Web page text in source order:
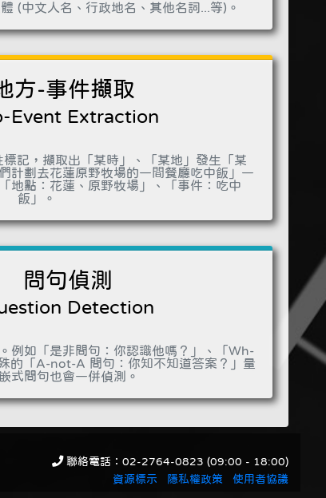
(中文人名、行政地名、其他名詞...等)。
方-事件擷取
Event Extraction
記，擷取出「某時」、「某地」發生「某
計劃去花蓮原野牧場的一間餐廳吃中飯」一
地點：花蓮、原野牧場」、「事件：吃中
飯」。
問句偵測
Detection
例如「是非問句：你認識他嗎？」、「Wh-
的「A-not-A 問句：你知不知道答案？」量
式問句也會一併偵測。
聯絡電話：02-2764-0823 (09:00 - 18:00)
資源標示 隱私權政策 使用者協議